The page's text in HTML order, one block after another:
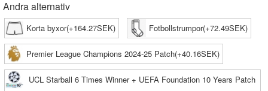
Andra alternativ
Korta byxor(+164.27SEK) Fotbollstrumpor(+72.49SEK)
Premier League Champions 2024-25 Patch(+40.16SEK)
UCL Starball 6 Times Winner + UEFA Foundation 10 Years Patch